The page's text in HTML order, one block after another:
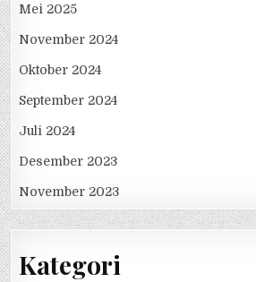
Mei 2025
November 2024
Oktober 2024
September 2024
Juli 2024
Desember 2023
November 2023
Kategori